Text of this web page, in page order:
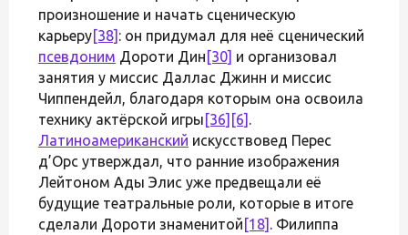
произношение и начать сценическую
карьеру[38] : он придумал для неё сценический
псевдоним Дороти Дин [30] и организовал
занятия у миссис Даллас Джинн и миссис
Чиппендейл, благодаря которым она освоила
технику актёрской игры [36] [6] .
Латиноамериканский искусствовед Перес
д’Орс утверждал, что ранние изображения
Лейтоном Ады Элис уже предвещали её
будущие театральные роли, которые в итоге
сделали Дороти знаменитой [18] . Филиппа